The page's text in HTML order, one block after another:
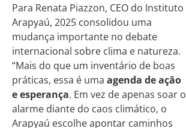
Para Renata Piazzon, CEO do Instituto
Arapyaú, 2025 consolidou uma
mudança importante no debate
internacional sobre clima e natureza.
“Mais do que um inventário de boas
práticas, essa é uma agenda de ação
e esperança. Em vez de apenas soar o
alarme diante do caos climático, o
Arapyaú escolhe apontar caminhos